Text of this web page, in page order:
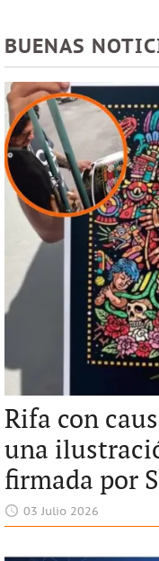
BUENAS
Rifa con
una
firmada por
03 Julio 2026